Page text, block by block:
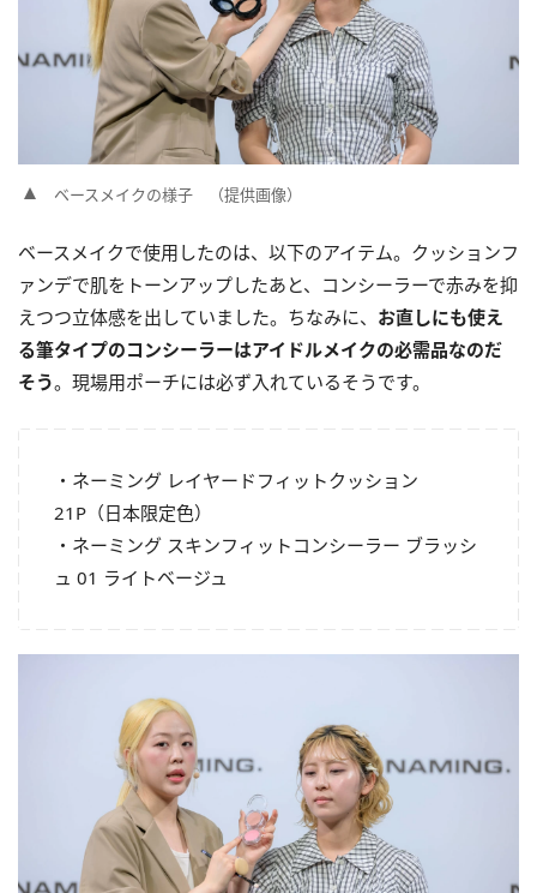
ベースメイクの様子 （提供画像）
ベースメイクで使用したのは、以下のアイテム。クッションフ
ァンデで肌をトーンアップしたあと、コンシーラーで赤みを抑
えつつ立体感を出していました。ちなみに、 お直しにも使え
る筆タイプのコンシーラーはアイドルメイクの必需品なのだ
そう。現場用ポーチには必ず入れているそうです。
・ネーミング レイヤードフィットクッション
21P（日本限定色）
・ネーミング スキンフィットコンシーラー ブラッシ
ュ 01 ライトベージュ